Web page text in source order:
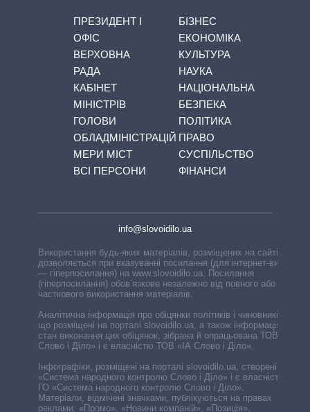
ПРЕЗИДЕНТ І
ОФІС
ВЕРХОВНА
РАДА
КАБІНЕТ
МІНІСТРІВ
ГОЛОВИ
ОБЛАДМІНІСТРАЦІЙ
МЕРИ МІСТ
ВСІ ПЕРСОНИ
БІЗНЕС
ЕКОНОМІКА
КУЛЬТУРА
НАУКА
НАЦІОНАЛЬНА
БЕЗПЕКА
ПОЛІТИКА
ПРАВО
СУСПІЛЬСТВО
ФІНАНСИ
info@slovoidilo.ua
Використання будь-яких матеріалів, розміщених на сайті,
дозволяється при вказуванні посилання (для інтернет-видань
— гіперпосилання) на www.slovoidilo.ua. Посилання
(гіперпосилання) обов’язкове незалежно від повного або
часткового використання матеріалів.
Аналітична інформація про обіцянки політиків і чиновників,
що розміщені на порталі slovoidilo.ua, а також інформація про
стан виконання цих обіцянок, зібрана й опрацьована ТОВ «ІА
Слово і Діло» і є власністю ТОВ «ІА Слово і Діло».
Інфографіки, розміщені на порталі slovoidilo.ua, створені ГО
«Система народного контролю Слово і Діло» і є власністю
ГО «Система народного контролю Слово і Діло».
Матеріали, відмічені значками, публікуються на правах
реклами: «Промо», «Новини компаній», «Позиція»,